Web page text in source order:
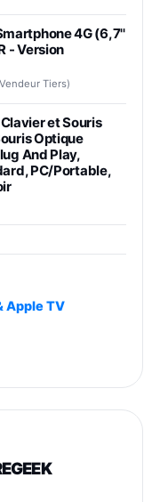
4G (6,7''
- Version
Tiers)
et Souris
Optique
And Play,
PC/Portable,
(33-45-78
et port USB
S26 Ultra
S26+ Violet
Apple TV